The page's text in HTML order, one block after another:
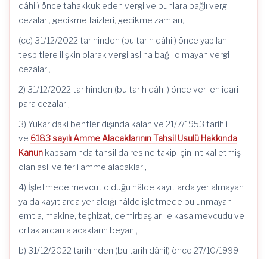
dâhil) önce tahakkuk eden vergi ve bunlara bağlı vergi
cezaları, gecikme faizleri, gecikme zamları,
(cc) 31/12/2022 tarihinden (bu tarih dâhil) önce yapılan
tespitlere ilişkin olarak vergi aslına bağlı olmayan vergi
cezaları,
2) 31/12/2022 tarihinden (bu tarih dâhil) önce verilen idari
para cezaları,
3) Yukarıdaki bentler dışında kalan ve 21/7/1953 tarihli
ve 6183 sayılı Amme Alacaklarının Tahsil Usulü Hakkında
Kanun kapsamında tahsil dairesine takip için intikal etmiş
olan asli ve fer’i amme alacakları,
4) İşletmede mevcut olduğu hâlde kayıtlarda yer almayan
ya da kayıtlarda yer aldığı hâlde işletmede bulunmayan
emtia, makine, teçhizat, demirbaşlar ile kasa mevcudu ve
ortaklardan alacakların beyanı,
b) 31/12/2022 tarihinden (bu tarih dâhil) önce 27/10/1999